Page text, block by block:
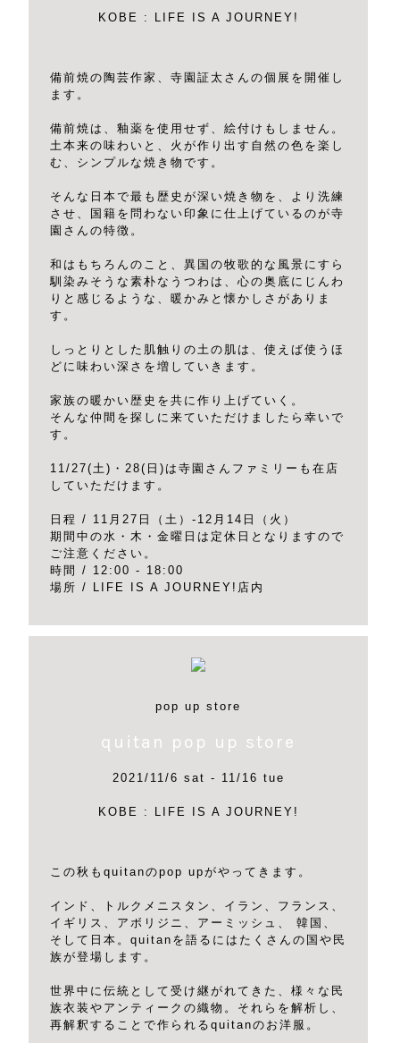
KOBE : LIFE IS A JOURNEY!
備前焼の陶芸作家、寺園証太さんの個展を開催し
ます。
備前焼は、釉薬を使用せず、絵付けもしません。
土本来の味わいと、火が作り出す自然の色を楽し
む、シンプルな焼き物です。
そんな日本で最も歴史が深い焼き物を、より洗練
させ、国籍を問わない印象に仕上げているのが寺
園さんの特徴。
和はもちろんのこと、異国の牧歌的な風景にすら
馴染みそうな素朴なうつわは、心の奥底にじんわ
りと感じるような、暖かみと懐かしさがありま
す。
しっとりとした肌触りの土の肌は、使えば使うほ
どに味わい深さを増していきます。
家族の暖かい歴史を共に作り上げていく。
そんな仲間を探しに来ていただけましたら幸いで
す。
11/27(土)・28(日)は寺園さんファミリーも在店
していただけます。
日程 / 11月27日（土）-12月14日（火）
期間中の水・木・金曜日は定休日となりますので
ご注意ください。
時間 / 12:00 - 18:00
場所 / LIFE IS A JOURNEY!店内
pop up store
quitan pop up store
2021/11/6 sat - 11/16 tue
KOBE : LIFE IS A JOURNEY!
この秋もquitanのpop upがやってきます。
インド、トルクメニスタン、イラン、フランス、
イギリス、アボリジニ、アーミッシュ、 韓国、
そして日本。quitanを語るにはたくさんの国や民
族が登場します。
世界中に伝統として受け継がれてきた、様々な民
族衣装やアンティークの織物。それらを解析し、
再解釈することで作られるquitanのお洋服。